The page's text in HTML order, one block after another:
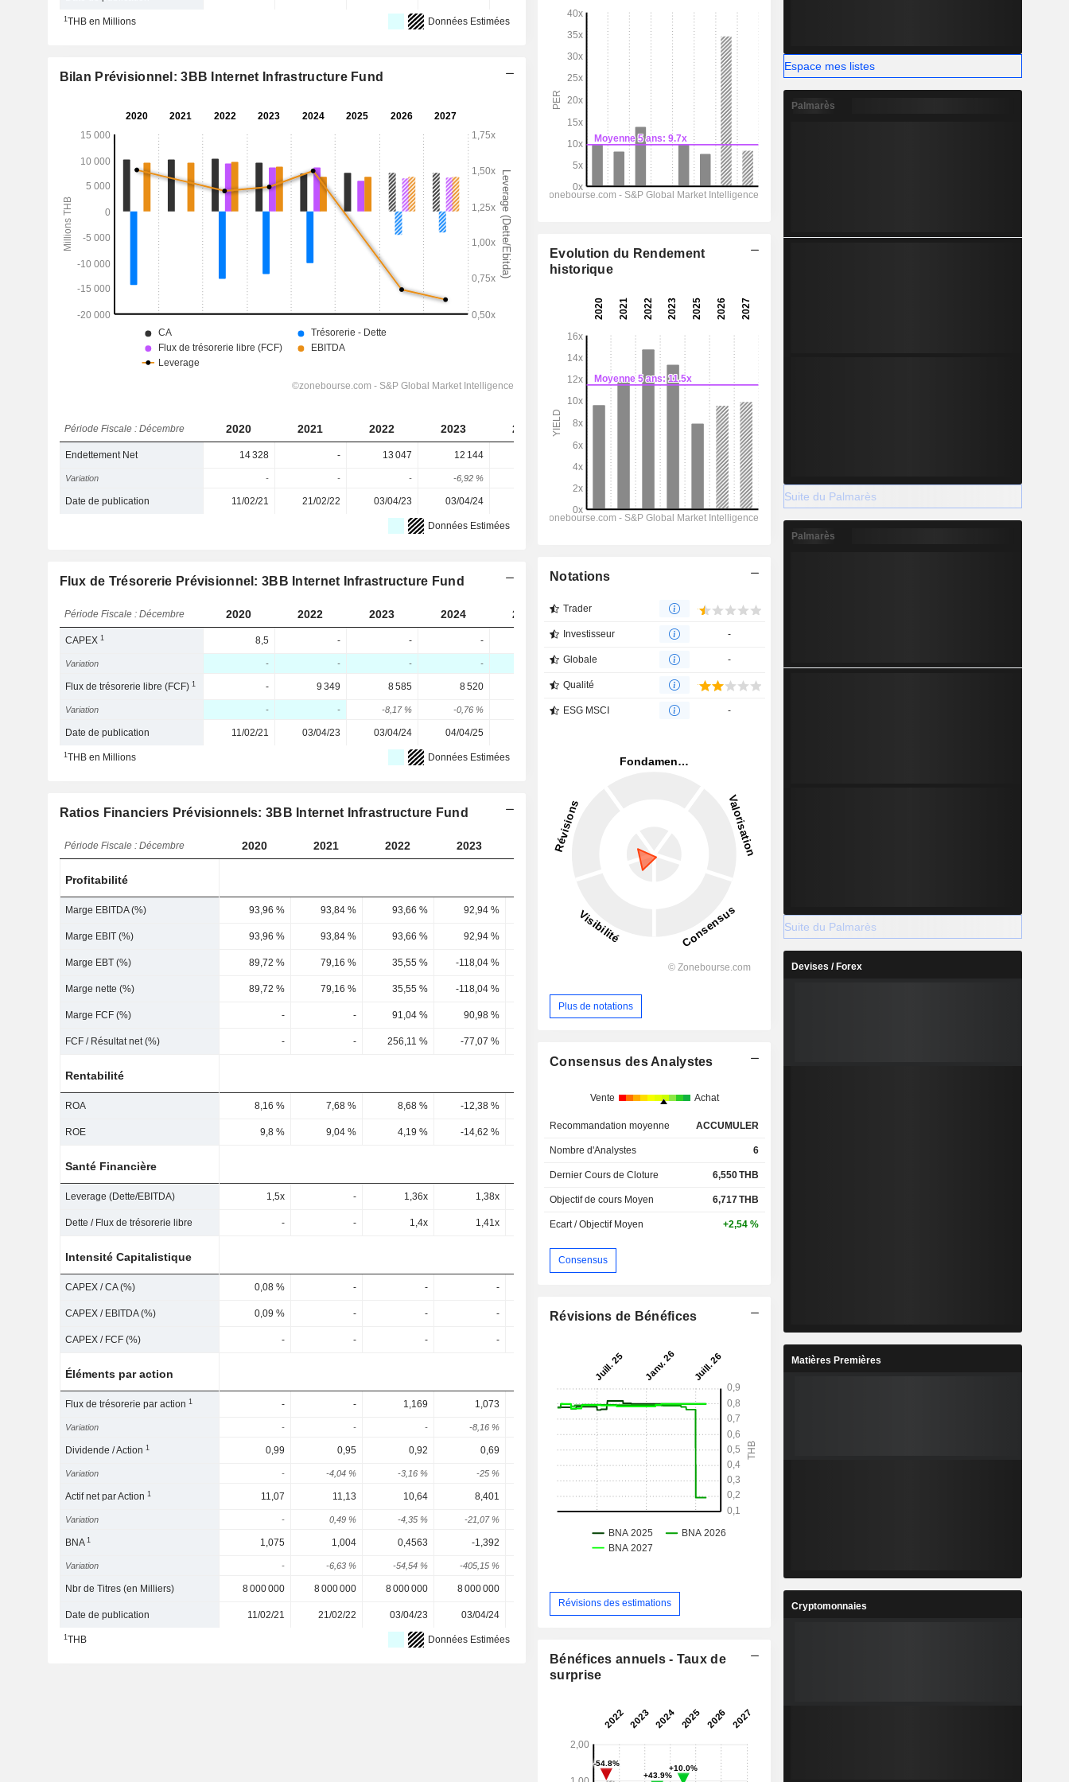
1THB en Millions Données Estimées
Bilan Prévisionnel: 3BB Internet Infrastructure Fund
Période Fiscale : Décembre 2020 2021 2022 2023 2024 2026 2027
Endettement Net 14 328 - 13 047 12 144 4 514 4 058
Variation - - - -6,92 % -10,1 %
Date de publication 11/02/21 21/02/22 03/04/23 03/04/24 01/04/26
Données Estimées
Flux de Trésorerie Prévisionnel: 3BB Internet Infrastructure Fund
Période Fiscale : Décembre 2020 2022 2023 2024 2025 2026 2027
CAPEX1 8,5 - - - -
Variation - - - - -
Flux de trésorerie libre (FCF)1 - 9 349 8 585 8 520 6 008 6 617
Variation - - -8,17 % -0,76 % -29,48 % 0,39 % 1,59 %
Date de publication 11/02/21 03/04/23 03/04/24 04/04/25
1THB en Millions Données Estimées
Ratios Financiers Prévisionnels: 3BB Internet Infrastructure Fund
Période Fiscale : Décembre 2020 2021 2022 2023 2027
Profitabilité
Marge EBITDA (%) 93,96 % 93,84 % 93,66 % 92,94 %
Marge EBIT (%) 93,96 % 93,84 % 93,66 % 92,94 % 90,54 % 90,74 % 90,22 %
Marge EBT (%) 89,72 % 79,16 % 35,55 % -118,04 % 29,83 % 87,73 %
Marge nette (%) 89,72 % 79,16 % 35,55 % -118,04 %
Marge FCF (%) - - 91,04 % 90,98 % 114,68 % 80,55 %
FCF / Résultat net (%) - - 256,11 % -77,07 %
Rentabilité
ROA 8,16 % 7,68 % 8,68 % -12,38 %
ROE 9,8 % 9,04 % 4,19 % -14,62 % 7,87 % 9,19 % 9,1 % 9,28 %
Santé Financière
Leverage (Dette/EBITDA) 1,5x - 1,36x 1,38x 1,5x - 0,67x
Dette / Flux de trésorerie libre - - 1,4x 1,41x 1,18x -
Intensité Capitalistique
CAPEX / CA (%) 0,08 % - - -
CAPEX / EBITDA (%) 0,09 % - - - - -
CAPEX / FCF (%) - - - -
Éléments par action
Flux de trésorerie par action1 - - 1,169 1,073 1,065 0,751 0,857
Variation - - - -8,16 %
Dividende / Action1 0,99 0,95 0,92 0,69 - 0,5159 0,6248
Variation - -4,04 % -3,16 % -25 %
Actif net par Action1 11,07 11,13 10,64 8,401 8,361 8,63 8,23
Variation - 0,49 % -4,35 % -21,07 %
BNA1 1,075 1,004 0,4563 -1,392 0,8805
Variation - -6,63 % -54,54 % -405,15 %
Nbr de Titres (en Milliers) 8 000 000 8 000 000 8 000 000 8 000 000 8 000 000
Date de publication 11/02/21 21/02/22 03/04/23 03/04/24 04/04/25 01/04/26
1THB Données Estimées
Evolution du Rendement
historique
Notations
Trader
Investisseur -
Globale -
Qualité
ESG MSCI -
Plus de notations
Consensus des Analystes
Vente Achat
Recommandation moyenne ACCUMULER
Nombre d'Analystes 6
Dernier Cours de Cloture 6,550THB
Objectif de cours Moyen 6,717THB
Ecart / Objectif Moyen +2,54 %
Consensus
Révisions de Bénéfices
Révisions des estimations
Bénéfices annuels - Taux de
surprise
Espace mes listes
Palmarès
Suite du Palmarès
Palmarès
Suite du Palmarès
Devises / Forex
Matières Premières
Cryptomonnaies